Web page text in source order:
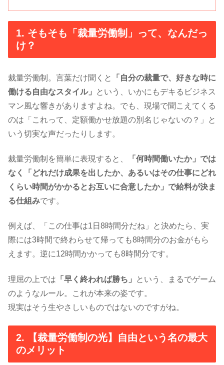
1. そもそも「裁量労働制」って、なんだっ
け？
裁量労働制。言葉だけ聞くと
「自分の裁量で、好きな時に
働ける自由なスタイル」
という、いかにもデキるビジネス
マン風な響きがありますよね。でも、現場で聞こえてくる
のは「これって、定額働かせ放題の別名じゃないの？」と
いう切実な声だったりします。
裁量労働制を簡単に表現すると、
「何時間働いたか」では
なく「どれだけ成果を出したか、あるいはその仕事にどれ
くらい時間がかかるとお互いに合意したか」で給料が決ま
る仕組みです。
例えば、「この仕事は1日8時間分だね」と決めたら、実
際には3時間で終わらせて帰っても8時間分のお金がもら
えます。逆に12時間かかっても8時間分です。
理屈の上では 「早く終われば勝ち」
という、まるでゲーム
のようなルール。これが本来の姿です。
現実はそう生やさしいものではないのですがね。
2. 【裁量労働制の光】自由という名の最大
のメリット